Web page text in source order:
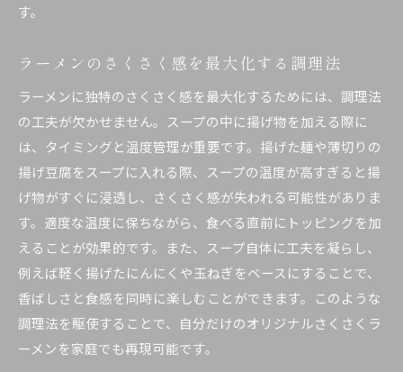
す。
ラーメンのさくさく感を最大化する調理法
ラーメンに独特のさくさく感を最大化するためには、調理法
の工夫が欠かせません。スープの中に揚げ物を加える際に
は、タイミングと温度管理が重要です。揚げた麺や薄切りの
揚げ豆腐をスープに入れる際、スープの温度が高すぎると揚
げ物がすぐに浸透し、さくさく感が失われる可能性がありま
す。適度な温度に保ちながら、食べる直前にトッピングを加
えることが効果的です。また、スープ自体に工夫を凝らし、
例えば軽く揚げたにんにくや玉ねぎをベースにすることで、
香ばしさと食感を同時に楽しむことができます。このような
調理法を駆使することで、自分だけのオリジナルさくさくラ
ーメンを家庭でも再現可能です。